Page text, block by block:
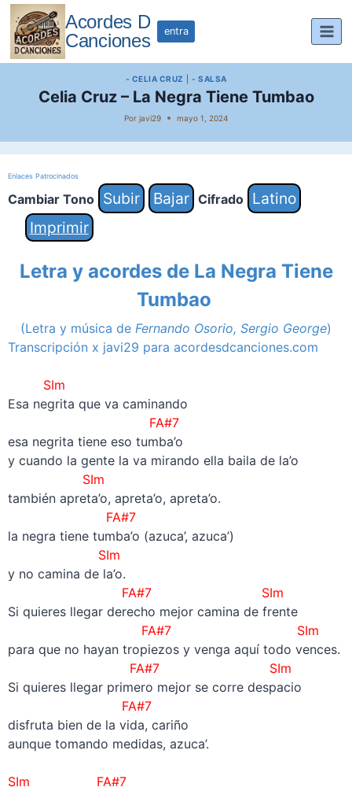
Saltar
contenido
Acordes D
Canciones
entra
- CELIA CRUZ - SALSA
Celia Cruz – La Negra Tiene Tumbao
Por javi29 mayo 1, 2024
Enlaces Patrocinados
Cambiar Tono Subir Bajar Cifrado
Latino
Imprimir
Letra y acordes de La Negra Tiene
Tumbao
(Letra y música de Fernando Osorio, Sergio George)
Transcripción x javi29 para acordesdcanciones.com
SIm
Esa negrita que va caminando
FA#7
esa negrita tiene eso tumba’o
y cuando la gente la va mirando ella baila de la’o
SIm
también apreta’o, apreta’o, apreta’o.
FA#7
la negra tiene tumba’o (azuca’, azuca’)
SIm
y no camina de la’o.
FA#7
SIm
Si quieres llegar derecho mejor camina de frente
FA#7
SIm
para que no hayan tropiezos y venga aquí todo vences.
FA#7
SIm
Si quieres llegar primero mejor se corre despacio
FA#7
disfruta bien de la vida, cariño
aunque tomando medidas, azuca’.
SIm
FA#7